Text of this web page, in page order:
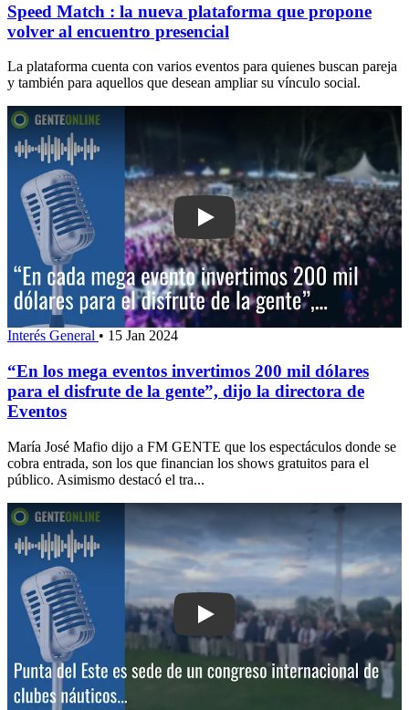
Speed Match : la nueva plataforma que propone
volver al encuentro presencial
La plataforma cuenta con varios eventos para quienes buscan pareja
y también para aquellos que desean ampliar su vínculo social.
Play: “En los mega eventos
Interés General • 15 Jan 2024
“En los mega eventos invertimos 200 mil dólares
para el disfrute de la gente”, dijo la directora de
Eventos
María José Mafio dijo a FM GENTE que los espectáculos donde se
cobra entrada, son los que financian los shows gratuitos para el
público. Asimismo destacó el tra...
Play: Punta del Este es sede de un